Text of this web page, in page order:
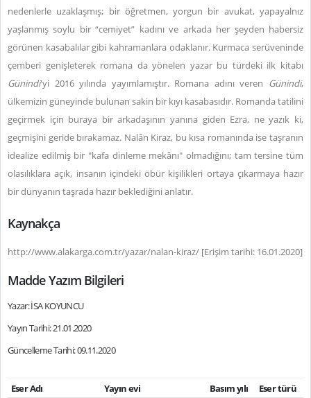
nedenlerle uzaklaşmış; bir öğretmen, yorgun bir avukat, yapayalnız
yaşlanmış soylu bir “cemiyet” kadını ve arkada her şeyden habersiz
görünen kasabalılar gibi kahramanlara odaklanır. Kurmaca serüveninde
çemberi genişleterek romana da yönelen yazar bu türdeki ilk kitabı
Günindi'yi 2016 yılında yayımlamıştır. Romana adını veren Günindi,
ülkemizin güneyinde bulunan sakin bir kıyı kasabasıdır. Romanda tatilini
geçirmek için buraya bir arkadaşının yanına giden Ezra, ne yazık ki,
geçmişini geride bırakamaz. Nalân Kiraz, bu kısa romanında ise taşranın
idealize edilmiş bir "kafa dinleme mekânı" olmadığını; tam tersine tüm
olasılıklara açık, insanın içindeki öbür kişilikleri ortaya çıkarmaya hazır
bir dünyanın taşrada hazır beklediğini anlatır.
Kaynakça
http://www.alakarga.com.tr/yazar/nalan-kiraz/ [Erişim tarihi: 16.01.2020]
Madde Yazım Bilgileri
Yazar: İSA KOYUNCU
Yayın Tarihi: 21.01.2020
Güncelleme Tarihi: 09.11.2020
Eser Adı Yayın evi Basım yılı
Eser türü